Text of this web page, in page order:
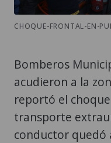
CHOQUE-FRONTAL-EN-
Bomberos
acudieron a la
reportó el
transporte
conductor